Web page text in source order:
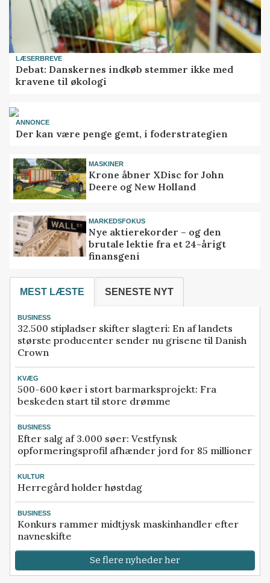
LÆSERBREVE
Debat: Danskernes indkøb stemmer ikke med
kravene til økologi
ANNONCE
Der kan være penge gemt, i foderstrategien
MASKINER
Krone åbner XDisc for John
Deere og New Holland
MARKEDSFOKUS
Nye aktierekorder – og den
brutale lektie fra et 24-årigt
finansgeni
MEST LÆSTE SENESTE NYT
BUSINESS
32.500 stipladser skifter slagteri: En af landets
største producenter sender nu grisene til Danish
Crown
KVÆG
500-600 køer i stort barmarksprojekt: Fra
beskeden start til store drømme
BUSINESS
Efter salg af 3.000 søer: Vestfynsk
opformeringsprofil afhænder jord for 85 millioner
KULTUR
Herregård holder høstdag
BUSINESS
Konkurs rammer midtjysk maskinhandler efter
navneskifte
Se flere nyheder her